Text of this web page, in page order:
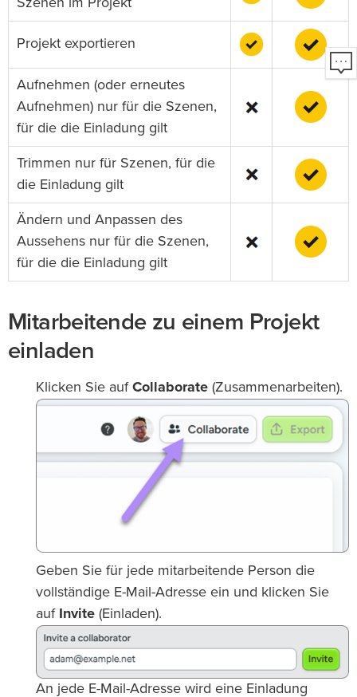
Szenen im Projekt
Projekt exportieren
Aufnehmen (oder erneutes
Aufnehmen) nur für die Szenen,
für die die Einladung gilt
Trimmen nur für Szenen, für die
die Einladung gilt
Ändern und Anpassen des
Aussehens nur für die Szenen,
für die die Einladung gilt
Mitarbeitende zu einem Projekt
einladen
Klicken Sie auf Collaborate (Zusammenarbeiten).
Geben Sie für jede mitarbeitende Person die
vollständige E-Mail-Adresse ein und klicken Sie
auf Invite (Einladen).
An jede E-Mail-Adresse wird eine Einladung